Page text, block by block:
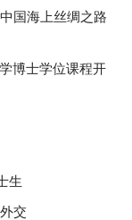
国海上丝绸之路
博士学位课程开
生
交